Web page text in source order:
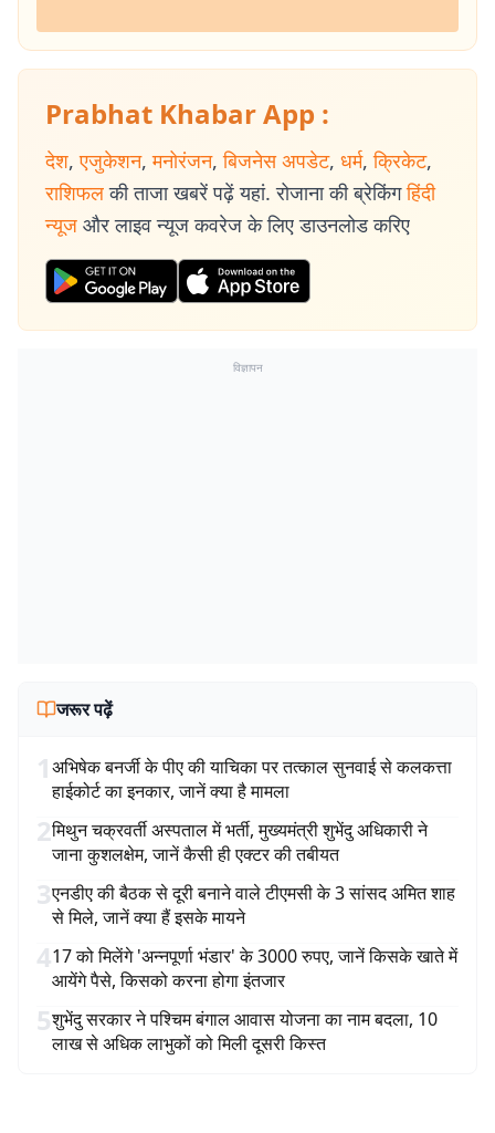
Prabhat Khabar App :
देश, एजुकेशन, मनोरंजन, बिजनेस अपडेट, धर्म, क्रिकेट,
राशिफल की ताजा खबरें पढ़ें यहां. रोजाना की ब्रेकिंग हिंदी
न्यूज और लाइव न्यूज कवरेज के लिए डाउनलोड करिए
विज्ञापन
जरूर पढ़ें
1अभिषेक बनर्जी के पीए की याचिका पर तत्काल सुनवाई से कलकत्ता
हाईकोर्ट का इनकार, जानें क्या है मामला
2मिथुन चक्रवर्ती अस्पताल में भर्ती, मुख्यमंत्री शुभेंदु अधिकारी ने
जाना कुशलक्षेम, जानें कैसी ही एक्टर की तबीयत
3एनडीए की बैठक से दूरी बनाने वाले टीएमसी के 3 सांसद अमित शाह
से मिले, जानें क्या हैं इसके मायने
417 को मिलेंगे 'अन्नपूर्णा भंडार' के 3000 रुपए, जानें किसके खाते में
आयेंगे पैसे, किसको करना होगा इंतजार
5शुभेंदु सरकार ने पश्चिम बंगाल आवास योजना का नाम बदला, 10
लाख से अधिक लाभुकों को मिली दूसरी किस्त